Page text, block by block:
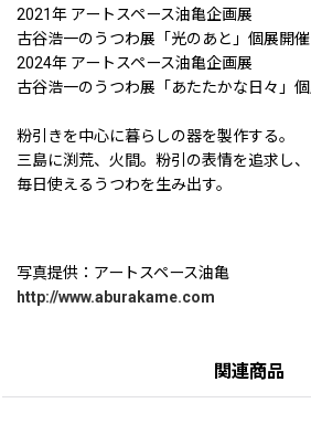
2021年 アートスペース油亀企画展
古谷浩一のうつわ展「光のあと」個展開催
2024年 アートスペース油亀企画展
古谷浩一のうつわ展「あたたかな日々」
粉引きを中心に暮らしの器を製作する。
三島に渕荒、火間。粉引の表情を追求し、
毎日使えるうつわを生み出す。
写真提供：アートスペース油亀
http://www.aburakame.com
関連商品